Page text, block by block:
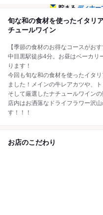
貯まるディナー
旬な和の食材を使ったイタリ
チュールワイン
【季節の食材のお得なコースがおす
中目黒駅徒歩4分。お昼はベーカリ
ります！
今回も旬な和の食材を使ったイタ
ました！メインの牛レアカツや、
そして厳選したナチュールワインの
店内はお洒落なドライフラワー沢
す！！！
お店のこだわり